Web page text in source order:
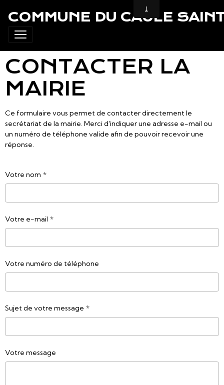
COMMUNE DU CAULE
CONTACTER LA
MAIRIE
Ce formulaire vous permet de contacter directement le
secrétariat de la mairie. Merci d'indiquer une adresse e-mail ou
un numéro de téléphone valide afin de pouvoir recevoir une
réponse.
Votre nom
Votre e-mail
Votre numéro de téléphone
Sujet de votre message
Votre message